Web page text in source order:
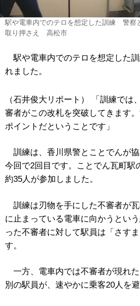
駅や電車内でのテロを想定した訓練 警察
取り押さえ 高松市
駅や電車内でのテロを想定した
れました。
（石井俊大リポート） 「訓練では
審者がこの改札を突破してきます
ポイントだということです」
訓練は、香川県警とことでんが協
今回で2回目です。ことでん瓦町駅
約35人が参加しました。
訓練は刃物を手にした不審者が
に止まっている電車に向かうとい
った不審者に対して駅員は「さす
す。
一方、電車内では不審者が現れ
別の駅員が、速やかに乗客20人を避